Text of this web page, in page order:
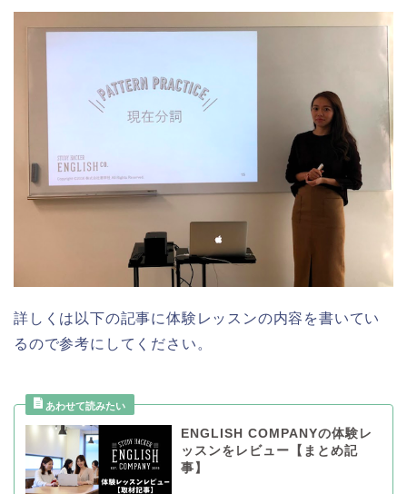
詳しくは以下の記事に体験レッスンの内容を書いてい
るので参考にしてください。
ENGLISH COMPANYの体験レ
ッスンをレビュー【まとめ記
事】